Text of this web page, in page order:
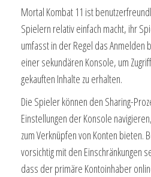
Mortal Kombat 11 ist
Spielern relativ einfach macht, ihr
umfasst in der Regel das Anmelden
einer sekundären Konsole, um
gekauften Inhalte zu erhalten.
Die Spieler können den Sharing-
Einstellungen der Konsole
zum Verknüpfen von Konten bieten.
vorsichtig mit den Einschränkungen
dass der primäre Kontoinhaber